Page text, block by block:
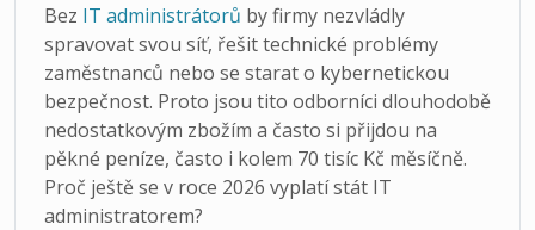
Bez IT administrátorů by firmy nezvládly
spravovat svou síť, řešit technické problémy
zaměstnanců nebo se starat o kybernetickou
bezpečnost. Proto jsou tito odborníci dlouhodobě
nedostatkovým zbožím a často si přijdou na
pěkné peníze, často i kolem 70 tisíc Kč měsíčně.
Proč ještě se v roce 2026 vyplatí stát IT
administratorem?